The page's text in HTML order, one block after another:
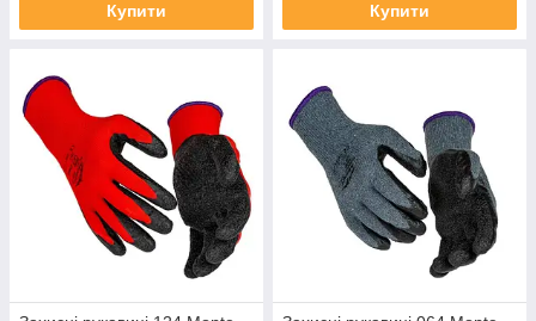
Купити Купити